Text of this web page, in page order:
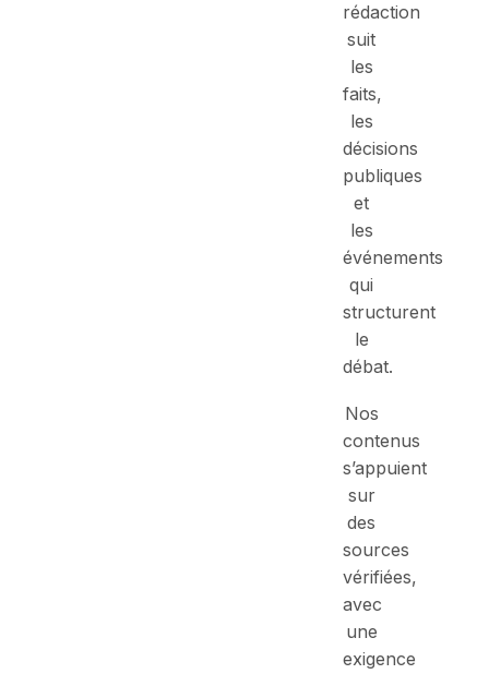
rédaction
suit
les
faits,
les
décisions
publiques
et
les
événements
qui
structurent
le
débat.
Nos
contenus
s’appuient
sur
des
sources
vérifiées,
avec
une
exigence